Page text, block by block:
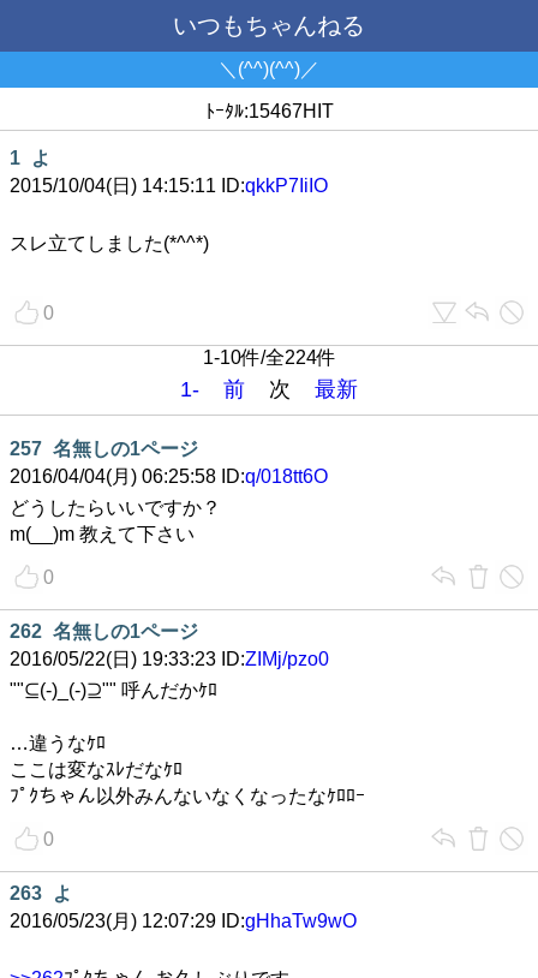
いつもちゃんねる
＼(^^)(^^)／
ﾄｰﾀﾙ:15467HIT
1
よ
2015/10/04(日) 14:15:11 ID:qkkP7IiIO
スレ立てしました(*^^*)
0
1-10件/全224件
1- 前 次 最新
257 名無しの1ページ
2016/04/04(月) 06:25:58 ID:q/018tt6O
どうしたらいいですか？
m(__)m 教えて下さい
0
262 名無しの1ページ
2016/05/22(日) 19:33:23 ID:ZIMj/pzo0
""⊆(-)_(-)⊇"" 呼んだかｹﾛ
…違うなｹﾛ
ここは変なｽﾚだなｹﾛ
ﾌﾟｸちゃん以外みんないなくなったなｹﾛﾛｰ
0
263
よ
2016/05/23(月) 12:07:29 ID:gHhaTw9wO